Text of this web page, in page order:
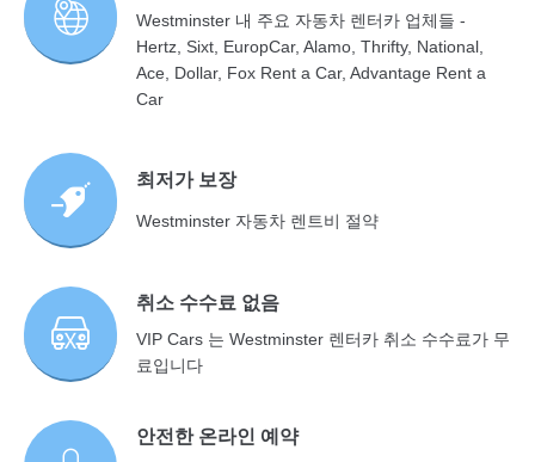
Westminster 내 주요 자동차 렌터카 업체들 -
Hertz, Sixt, EuropCar, Alamo, Thrifty, National,
Ace, Dollar, Fox Rent a Car, Advantage Rent a
Car
최저가 보장
Westminster 자동차 렌트비 절약
취소 수수료 없음
VIP Cars 는 Westminster 렌터카 취소 수수료가 무
료입니다
안전한 온라인 예약